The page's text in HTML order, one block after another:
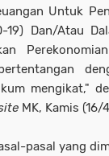
Untuk
19) Dan/Atau
mengikat,"
MK, Kamis
pasal yang